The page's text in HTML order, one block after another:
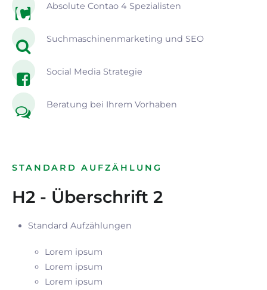
Absolute Contao 4 Spezialisten
Suchmaschinenmarketing und SEO
Social Media Strategie
Beratung bei Ihrem Vorhaben
STANDARD AUFZÄHLUNG
H2 - Überschrift 2
Standard Aufzählungen
Lorem ipsum
Lorem ipsum
Lorem ipsum